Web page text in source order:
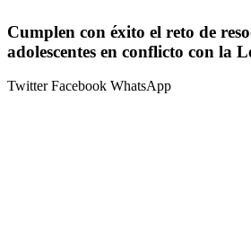
Cumplen con éxito el reto de
adolescentes en conflicto con la
TwitterFacebook WhatsApp